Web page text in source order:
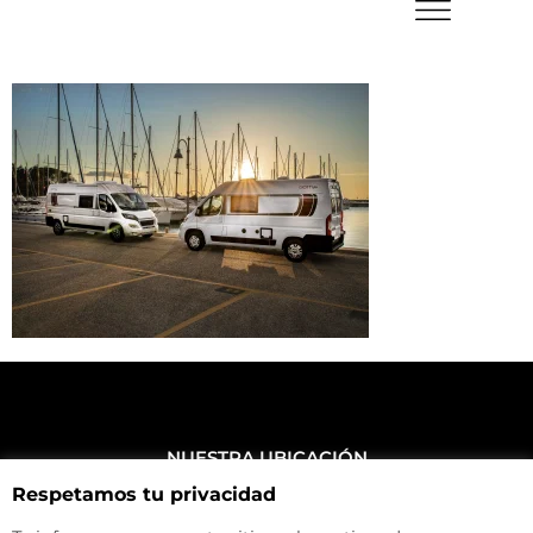
NUESTRA UBICACIÓN
Haz click aquí y mira como llegar a la tienda
Respetamos tu privacidad